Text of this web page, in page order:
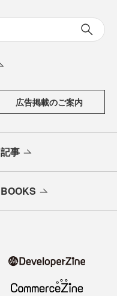
広告掲載のご案内
記事
BOOKS